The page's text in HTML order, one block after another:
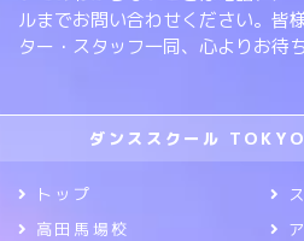
ルまでお問い合わせください。皆
ター・スタッフ一同、心よりお待
ダンススクール
トップ
高田馬場校